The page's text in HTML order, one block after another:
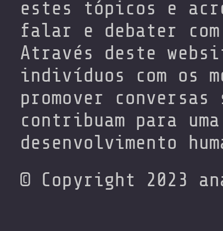
estes tópicos e
falar e debater
Através deste
indivíduos com os
promover
contribuam para
desenvolvimento
© Copyright 2023